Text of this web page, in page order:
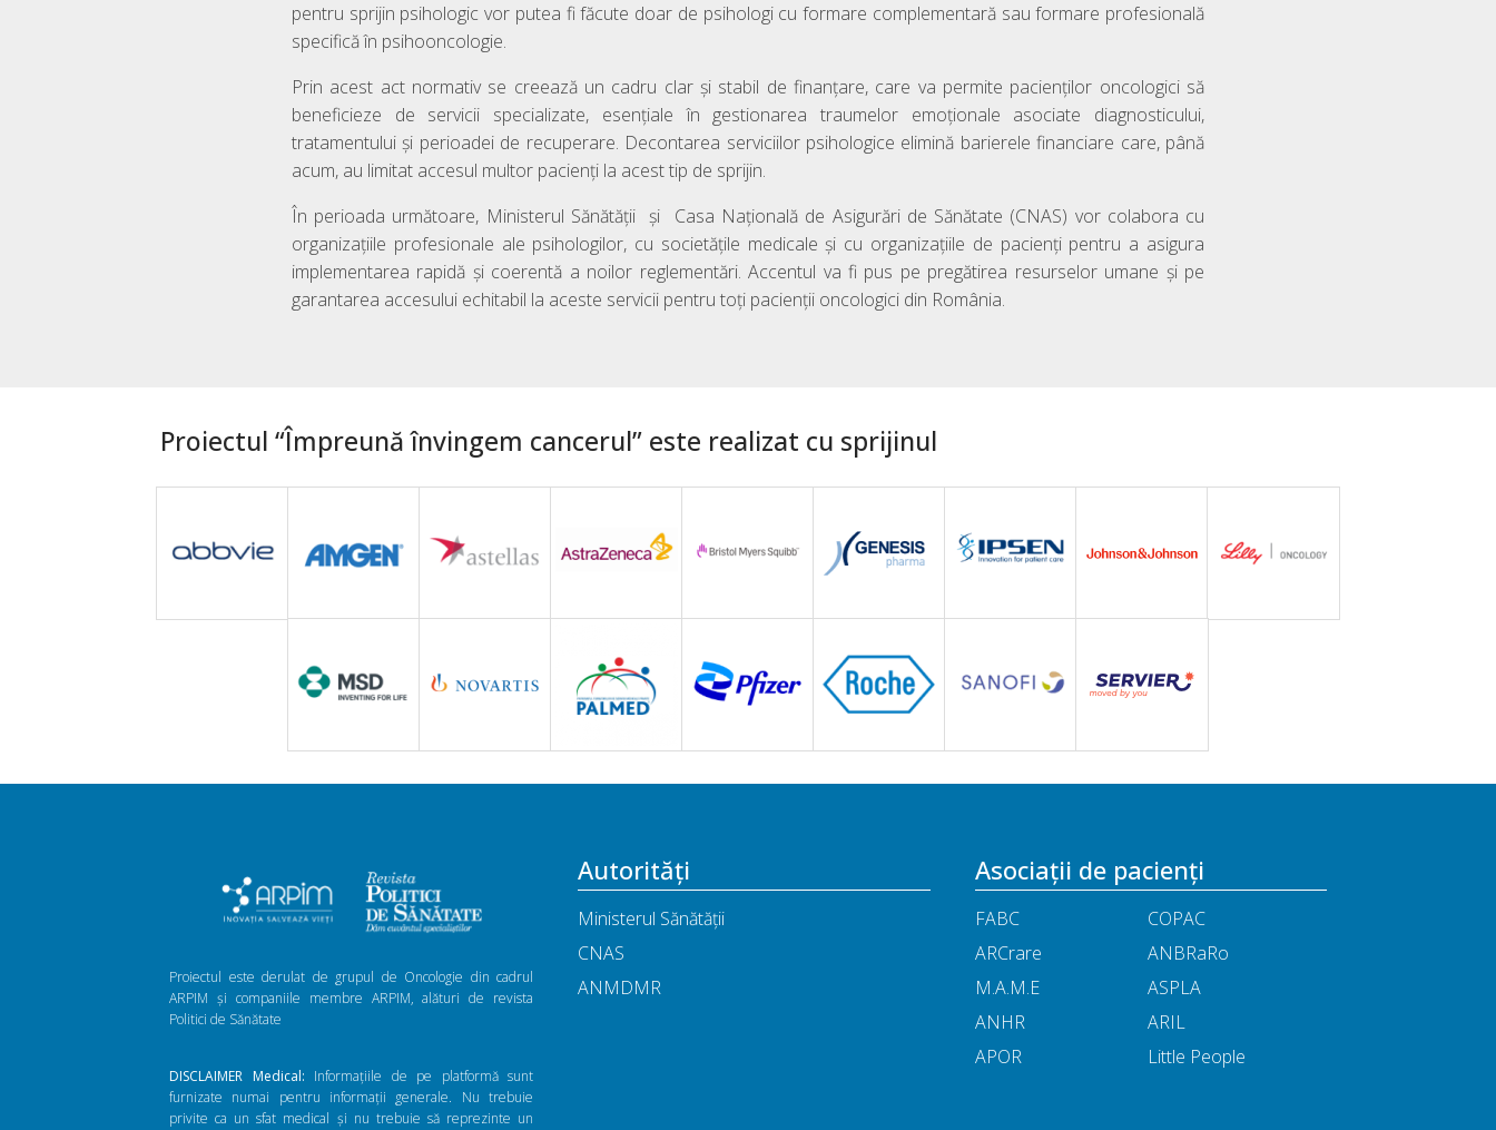
pentru sprijin psihologic vor putea fi făcute doar de psihologi cu formare complementară sau formare profesională
specifică în psihooncologie.
Prin acest act normativ se creează un cadru clar și stabil de finanțare, care va permite pacienților oncologici să
beneficieze de servicii specializate, esențiale în gestionarea traumelor emoționale asociate diagnosticului,
tratamentului și perioadei de recuperare. Decontarea serviciilor psihologice elimină barierele financiare care, până
acum, au limitat accesul multor pacienți la acest tip de sprijin.
În perioada următoare, Ministerul Sănătății și Casa Națională de Asigurări de Sănătate (CNAS) vor colabora cu
organizațiile profesionale ale psihologilor, cu societățile medicale și cu organizațiile de pacienți pentru a asigura
implementarea rapidă și coerentă a noilor reglementări. Accentul va fi pus pe pregătirea resurselor umane și pe
garantarea accesului echitabil la aceste servicii pentru toți pacienții oncologici din România.
Proiectul “Împreună învingem cancerul” este realizat cu sprijinul
Proiectul este derulat de grupul de Oncologie din cadrul
ARPIM și companiile membre ARPIM, alături de revista
Politici de Sănătate
DISCLAIMER Medical: Informațiile de pe platformă sunt
furnizate numai pentru informații generale. Nu trebuie
privite ca un sfat medical și nu trebuie să reprezinte un
Autorități
Ministerul Sănătății
CNAS
ANMDMR
Asociații de pacienți
FABC
COPAC
ARCrare
ANBRaRo
M.A.M.E
ASPLA
ANHR
ARIL
APOR
Little People